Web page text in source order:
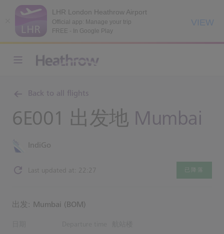
LHR London Heathrow Airport
Official app: Manage your trip
FREE - In Google Play
VIEW
Back to all flights
6E001 出发地 Mumbai
IndiGo
Last updated at: 22:27 已降落
出发: Mumbai (BOM)